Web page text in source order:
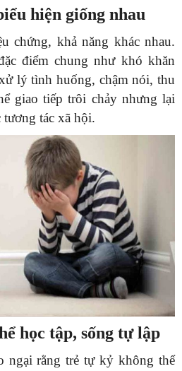
hiện giống nhau
chứng, khả năng khác nhau.
điểm chung như khó khăn
lý tình huống, chậm nói, thu
giao tiếp trôi chảy nhưng lại
tương tác xã hội.
học tập, sống tự lập
ngại rằng trẻ tự kỷ không thể